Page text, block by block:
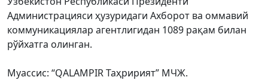
Администрацияси ҳузуридаги Ахборот ва оммавий
коммуникациялар агентлигидан 1089 рақам билан
рўйхатга олинган.
Муассис: “QALAMPIR Таҳририят” МЧЖ.